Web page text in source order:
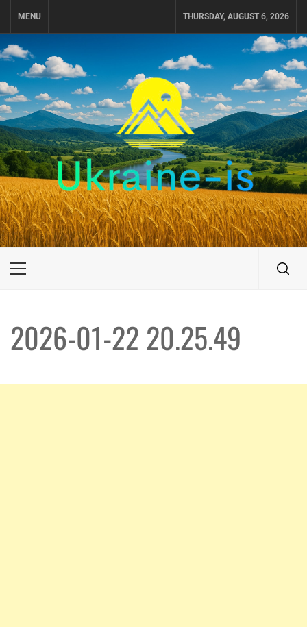
MENU THURSDAY, AUGUST 6, 2026
UKRAINE-IS
ПОДОРОЖI ПО УКРАЇНІ
Primary
2026-01-22 20.25.49